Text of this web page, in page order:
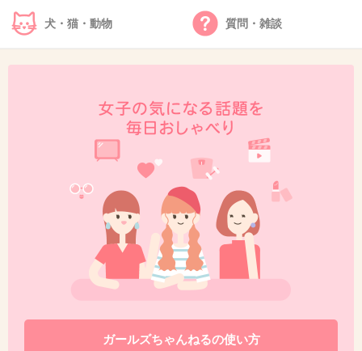
48. 匿名2014/10/10(金) 10:24:09
うでもいいんだけど
この報道を聞いたサオリがどう呟くのかが一番
+577
2014/10/10(金) 10:24:23
これがガチかは知らないけど
こないだ雑誌の記事でも
犬・猫・動物 質問・雑談
ガールズちゃんねるの使い方